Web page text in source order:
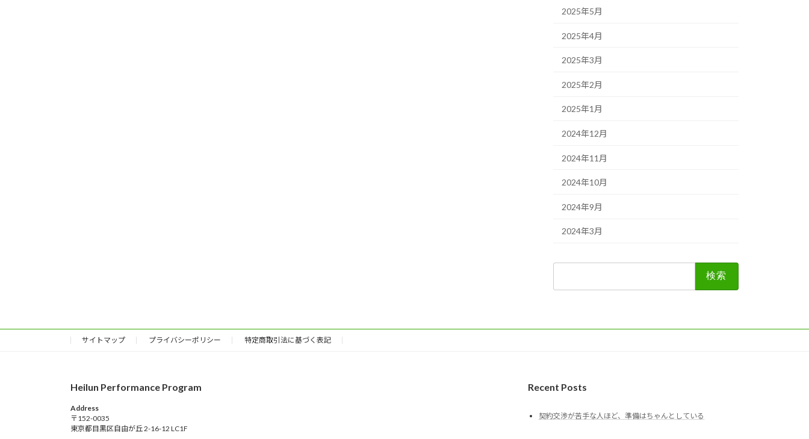
2025年5月
2025年4月
2025年3月
2025年2月
2025年1月
2024年12月
2024年11月
2024年10月
2024年9月
2024年3月
サイトマップ プライバシーポリシー 特定商取引法に基づく表記
Heilun Performance Program
Address
〒152-0035
東京都目黒区自由が丘 2-16-12 LC1F
Recent Posts
契約交渉が苦手な人ほど、準備はちゃんとしている